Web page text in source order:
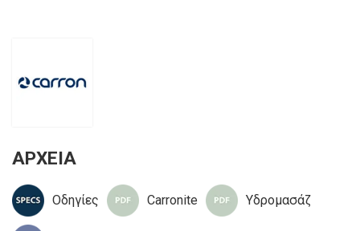
ΑΡΧΕΙΑ
Οδηγίες Carronite Υδρομασάζ